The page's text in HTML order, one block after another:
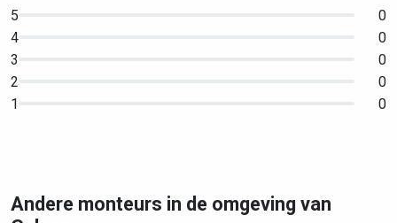
5
0
4
0
3
0
2
0
1
0
Andere monteurs in de omgeving van